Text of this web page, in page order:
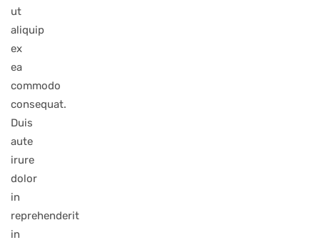
ut
aliquip
ex
ea
commodo
consequat.
Duis
aute
irure
dolor
in
reprehenderit
in